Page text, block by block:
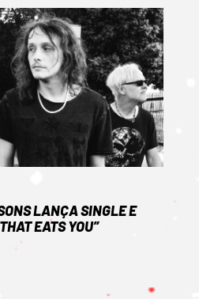
LANÇA SINGLE E
EATS YOU”